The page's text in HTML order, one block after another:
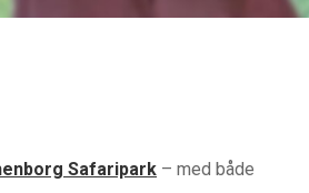
Safaripark – med både